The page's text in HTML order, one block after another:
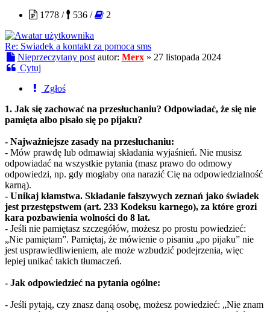
1778 /
536 / 2
Re: Swiadek a kontakt za pomoca sms
Nieprzeczytany post autor: Merx» 27 listopada 2024
Cytuj
Zgłoś
1. Jak się zachować na przesłuchaniu? Odpowiadać, że się nie
pamięta albo pisało się po pijaku?
- Najważniejsze zasady na przesłuchaniu:
- Mów prawdę lub odmawiaj składania wyjaśnień. Nie musisz
odpowiadać na wszystkie pytania (masz prawo do odmowy
odpowiedzi, np. gdy mogłaby ona narazić Cię na odpowiedzialność
karną).
- Unikaj kłamstwa. Składanie fałszywych zeznań jako świadek
jest przestępstwem (art. 233 Kodeksu karnego), za które grozi
kara pozbawienia wolności do 8 lat.
- Jeśli nie pamiętasz szczegółów, możesz po prostu powiedzieć:
„Nie pamiętam”. Pamiętaj, że mówienie o pisaniu „po pijaku” nie
jest usprawiedliwieniem, ale może wzbudzić podejrzenia, więc
lepiej unikać takich tłumaczeń.
- Jak odpowiedzieć na pytania ogólne:
- Jeśli pytają, czy znasz daną osobę, możesz powiedzieć: „Nie znam